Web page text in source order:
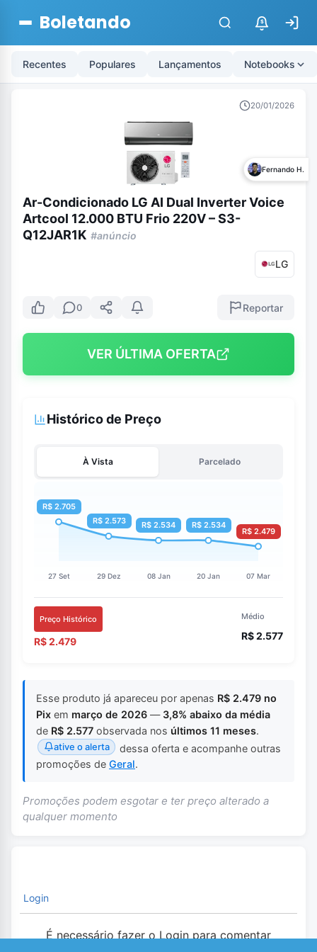
Boletando $
Recentes Populares Lançamentos Notebooks
20/01/2026
Fernando H.
Ar-Condicionado LG AI Dual Inverter Voice
Artcool 12.000 BTU Frio 220V – S3-
Q12JAR1K #anúncio
LG
0 Reportar
VER ÚLTIMA OFERTA
Histórico de Preço
À Vista Parcelado
Preço Histórico
R$ 2.479
Médio
R$ 2.577
Esse produto já apareceu por apenas R$ 2.479 no
Pix em março de 2026 — 3,8% abaixo da média
de R$ 2.577 observada nos últimos 11 meses.
ative o alerta
dessa oferta e acompanhe outras
promoções de Geral.
Promoções podem esgotar e ter preço alterado a
qualquer momento
Login
É necessário fazer o Login para comentar